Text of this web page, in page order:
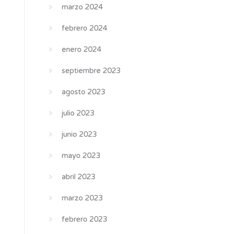
marzo 2024
febrero 2024
enero 2024
septiembre 2023
agosto 2023
julio 2023
junio 2023
mayo 2023
abril 2023
marzo 2023
febrero 2023